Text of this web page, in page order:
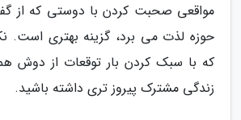
مواقعی صحبت کردن با دوستی که از
حوزه لذت می برد، گزینه بهتری است.
که با سبک کردن بار توقعات از دوش
زندگی مشترک پیروز تری داشته باشید.